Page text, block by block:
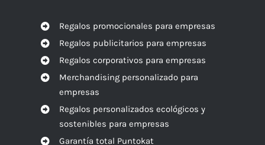
Regalos promocionales para empresas
Regalos publicitarios para empresas
Regalos corporativos para empresas
Merchandising personalizado para
empresas
Regalos personalizados ecológicos y
sostenibles para empresas
Garantía total Puntokat